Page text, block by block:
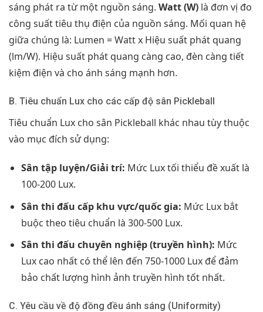
sáng phát ra từ một nguồn sáng. Watt (W) là đơn vị đo
công suất tiêu thụ điện của nguồn sáng. Mối quan hệ
giữa chúng là: Lumen = Watt x Hiệu suất phát quang
(lm/W). Hiệu suất phát quang càng cao, đèn càng tiết
kiệm điện và cho ánh sáng mạnh hơn.
B. Tiêu chuẩn Lux cho các cấp độ sân Pickleball
Tiêu chuẩn Lux cho sân Pickleball khác nhau tùy thuộc
vào mục đích sử dụng:
Sân tập luyện/Giải trí: Mức Lux tối thiểu đề xuất là
100-200 Lux.
Sân thi đấu cấp khu vực/quốc gia: Mức Lux bắt
buộc theo tiêu chuẩn là 300-500 Lux.
Sân thi đấu chuyên nghiệp (truyền hình): Mức
Lux cao nhất có thể lên đến 750-1000 Lux để đảm
bảo chất lượng hình ảnh truyền hình tốt nhất.
C. Yêu cầu về độ đồng đều ánh sáng (Uniformity)